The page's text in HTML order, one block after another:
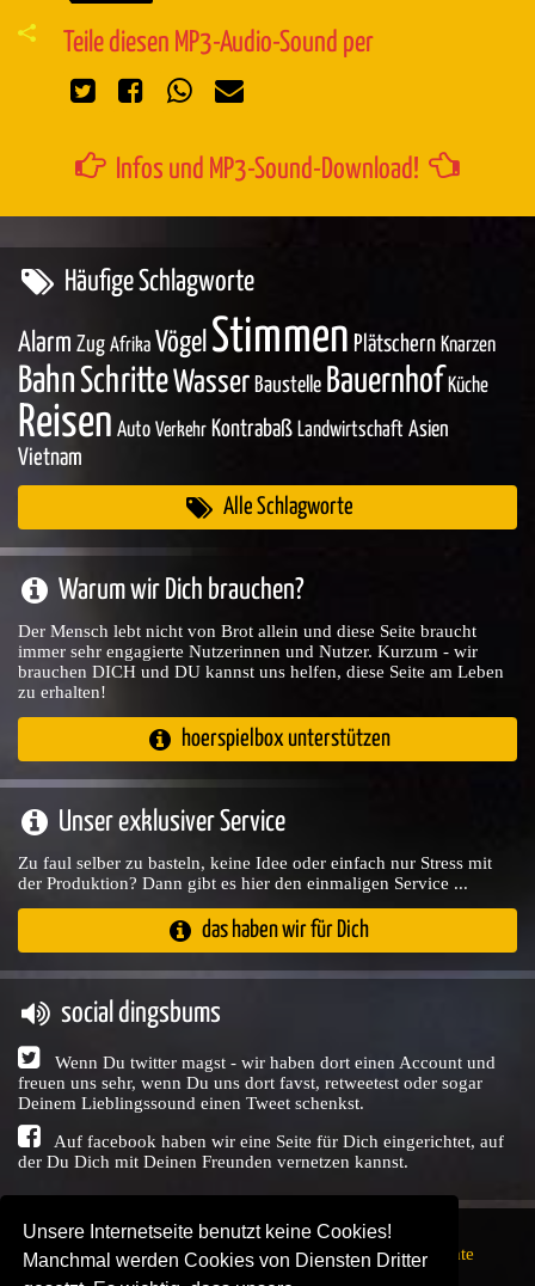
Unsere Internetseite benutzt keine Cookies!
Manchmal werden Cookies von Diensten Dritter
Teile diesen MP3-Audio-Sound per
Infos und MP3-Sound-Download!
Häufige Schlagworte
Alarm Zug Afrika Vögel Stimmen Plätschern Knarzen
BahnSchritteWasser Baustelle Bauernhof Küche
Reisen Auto Verkehr Kontrabaß Landwirtschaft Asien
Vietnam
Alle Schlagworte
Warum wir Dich brauchen?
Der Mensch lebt nicht von Brot allein und diese Seite braucht
immer sehr engagierte Nutzerinnen und Nutzer. Kurzum - wir
brauchen DICH und DU kannst uns helfen, diese Seite am Leben
zu erhalten!
hoerspielbox unterstützen
Unser exklusiver Service
Zu faul selber zu basteln, keine Idee oder einfach nur Stress mit
der Produktion? Dann gibt es hier den einmaligen Service ...
das haben wir für Dich
social dingsbums
Wenn Du twitter magst - wir haben dort einen Account und
freuen uns sehr, wenn Du uns dort favst, retweetest oder sogar
Deinem Lieblingssound einen Tweet schenkst.
Auf facebook haben wir eine Seite für Dich eingerichtet, auf
der Du Dich mit Deinen Freunden vernetzen kannst.
Copyright © Audio Union GbR, 1999 - 2026,Nutzungsrechte